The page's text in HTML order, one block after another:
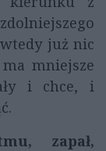
już nic
mniejsze
i chce, i
zapał,